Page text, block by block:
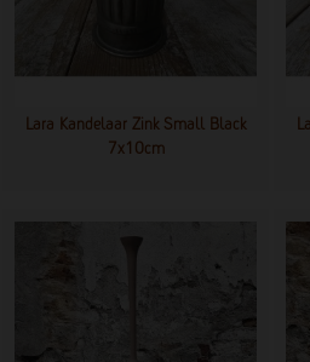
Lara Kandelaar Zink Small Black
7x10cm